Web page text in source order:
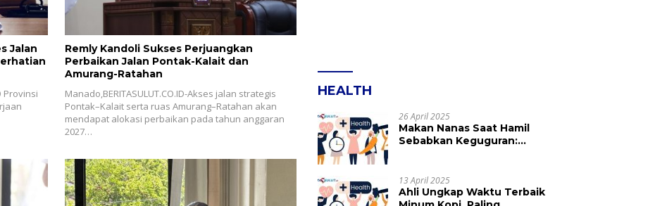
Jalan
Provinsi
Remly Kandoli Sukses Perjuangkan
Perbaikan Jalan Pontak-Kalait dan
Amurang-Ratahan
Manado,BERITASULUT.CO.ID-Akses jalan strategis
Pontak–Kalait serta ruas Amurang–Ratahan akan
mendapat alokasi perbaikan pada tahun anggaran
2027…
HEALTH
26 April 2025
Makan Nanas Saat Hamil
Sebabkan Keguguran:
13 April 2025
Ahli Ungkap Waktu Terbaik